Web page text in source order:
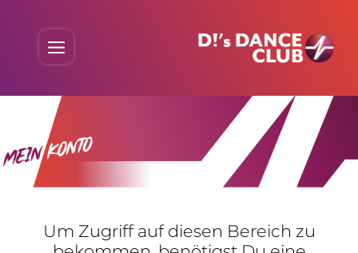
content
Um Zugriff auf diesen Bereich zu